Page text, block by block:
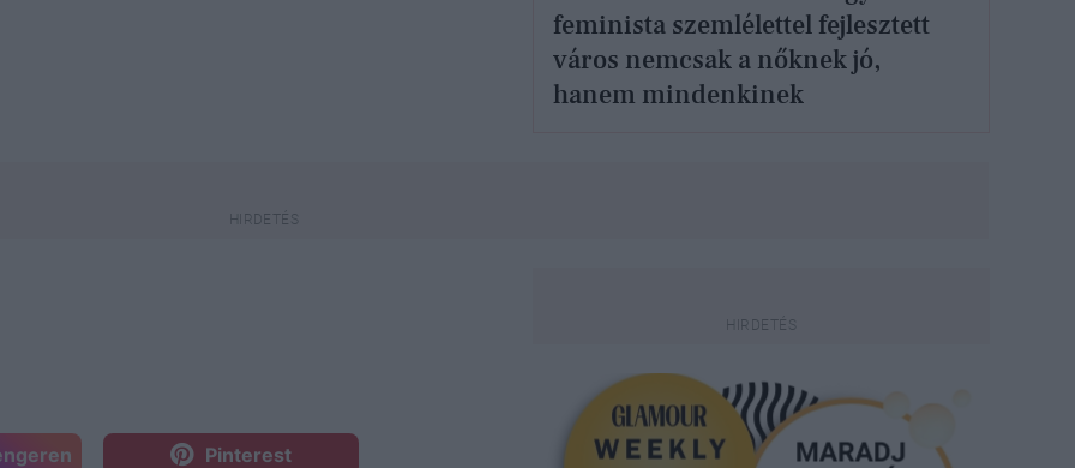
feminista szemlélettel fejlesztett
város nemcsak a nőknek jó,
hanem mindenkinek
Pinterest